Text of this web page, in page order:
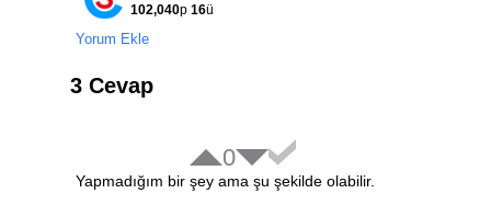
102,040p 16ü
Yorum Ekle
3 Cevap
0
Yapmadığım bir şey ama şu şekilde olabilir.